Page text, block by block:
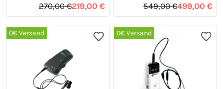
270,00 €219,00 € 549,00 €499,00 €
0€ Versand 0€ Versand